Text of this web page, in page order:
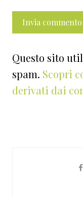
Questo sito
spam. Scopri
derivati dai